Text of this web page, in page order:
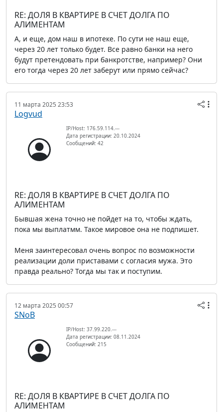
RE: ДОЛЯ В КВАРТИРЕ В СЧЕТ ДОЛГА ПО
АЛИМЕНТАМ
А, и еще, дом наш в ипотеке. По сути не наш еще,
через 20 лет только будет. Все равно банки на него
будут претендовать при банкротстве, например? Они
его тогда через 20 лет заберут или прямо сейчас?
11 марта 2025 23:53
Logvud
IP/Host: 176.59.114.---
Дата регистрации: 20.10.2024
Сообщений: 42
RE: ДОЛЯ В КВАРТИРЕ В СЧЕТ ДОЛГА ПО
АЛИМЕНТАМ
Бывшая жена точно не пойдет на то, чтобы ждать,
пока мы выплатмм. Такое мировое она не подпишет.
Меня заинтересовал очень вопрос по возможности
реализации доли приставами с согласия мужа. Это
правда реально? Тогда мы так и поступим.
12 марта 2025 00:57
SNoB
IP/Host: 37.99.220.---
Дата регистрации: 08.11.2024
Сообщений: 215
RE: ДОЛЯ В КВАРТИРЕ В СЧЕТ ДОЛГА ПО
АЛИМЕНТАМ